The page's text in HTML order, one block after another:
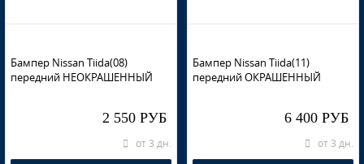
Бампер Nissan Tiida(08)
передний НЕОКРАШЕННЫЙ
2 550 РУБ
от 3 дн.
Бампер Nissan Tiida(11)
передний ОКРАШЕННЫЙ
6 400 РУБ
от 3 дн.